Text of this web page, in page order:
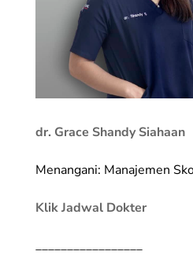
dr. Grace Shandy Siahaan
Menangani: Manajemen
Klik Jadwal Dokter
_________________